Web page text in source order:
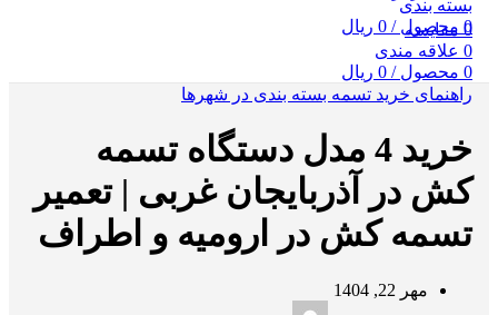
0 محصول /
0 ریال 0 مقایسه
0 علاقه مندی
0 محصول /
0 ریال
راهنمای خرید تسمه بسته بندی در شهرها
خرید 4 مدل دستگاه تسمه‌
کش در آذربایجان غربی | تعمیر
تسمه کش در ارومیه و اطراف
مهر 22, 1404